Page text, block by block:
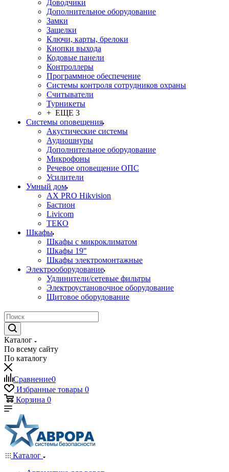
Доводчики
Дополнительное оборудование
Замки
Защелки
Ключи, карты, брелоки
Кнопки выхода
Кодовые панели
Контроллеры
Программное обеспечение
Системы контроля сотрудников охраны
Считыватели
Турникеты
+ ЕЩЕ 3
Системы оповещения
Акустические системы
Аудиошнуры
Дополнительное оборудование
Микрофоны
Речевое оповещение ОПС
Усилители
Умный дом
AX PRO Hikvision
Бастион
Livicom
ТЕКО
Шкафы
Шкафы с микроклиматом
Шкафы 19"
Шкафы электромонтажные
Электрооборудование
Удлинители/сетевые фильтры
Электроустановочное оборудование
Щитовое оборудование
Каталог
По всему сайту
По каталогу
Сравнение0
Избранные товары 0
Корзина 0
Каталог